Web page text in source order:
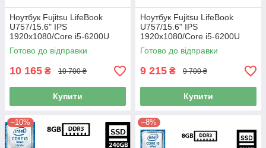
Ноутбук Fujitsu LifeBook
U757/15.6" IPS
1920x1080/Core i5-6200U
2.30GHz/16GB DDR4/SSD
256GB/HD Graphics 520/
Готово до відправки
10 165 ₴ 10 700 ₴
Купити
Ноутбук Fujitsu LifeBook
U757/15.6" IPS
1920x1080/Core i5-6200U
2.30GHz/8GB DDR4/SSD
256GB/HD Graphics 520/
Готово до відправки
9 215 ₴ 9 700 ₴
Купити
–10% –8%